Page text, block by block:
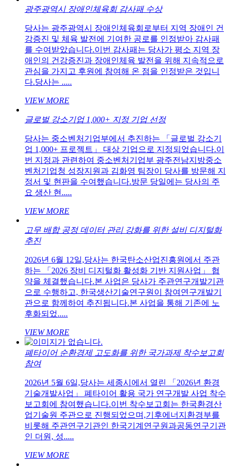
광주광역시 장애인체육회 감사패 수상
당사는 광주광역시 장애인체육회로부터 지역 장애인 건
강증진 및 체육 발전에 기여한 공로를 인정받아 감사패
를 수여받았습니다.이번 감사패는 당사가 평소 지역 장
애인의 건강증진과 장애인체육 발전을 위해 지속적으로
관심을 가지고 후원에 참여해 온 점을 인정받은 것입니
다.당사는 .....
VIEW MORE
글로벌 강소기업 1,000+ 지정 기업 선정
당사는 중소벤처기업부에서 추진하는 「글로벌 강소기
업 1,000+ 프로젝트」 대상 기업으로 지정되었습니다.이
번 지정과 관련하여 중소벤처기업부 광주전남지방중소
벤처기업청 성장지원과 김화영 팀장이 당사를 방문해 지
정서 및 현판을 수여했습니다.방문 당일에는 당사의 주
요 생산 현.....
VIEW MORE
고무 배합 공정 데이터 관리 강화를 위한 설비 디지털화
추진
2026년 6월 12일,당사는 한국탄소산업진흥원에서 주관
하는 「2026 장비 디지털화 활성화 기반 지원사업」 협
약을 체결했습니다.본 사업은 당사가 주관연구개발기관
으로 수행하고, 한국생산기술연구원이 참여연구개발기
관으로 함께하여 추진됩니다.본 사업을 통해 기존에 노
후화되었.....
VIEW MORE
폐타이어 순환경제 고도화를 위한 국가과제 착수보고회
참여
2026년 5월 6일,당사는 세종시에서 열린 「2026년 환경
기술개발사업」 폐타이어 활용 국가 연구개발 사업 착수
보고회에 참여했습니다.이번 착수보고회는 한국환경산
업기술원 주관으로 진행되었으며,기후에너지환경부를
비롯해 주관연구기관인 한국기계연구원과공동연구기관
인 더원, 성.....
VIEW MORE